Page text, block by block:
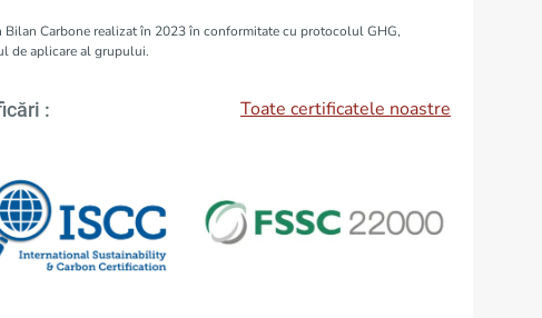
Bilan Carbone realizat în 2023 în conformitate cu protocolul GHG,
de aplicare al grupului.
: Toate certificatele noastre